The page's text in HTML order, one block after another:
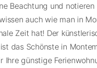
Beachtung und notieren
auch wie man in
Zeit hat! Der
das Schönste in
Ihre günstige